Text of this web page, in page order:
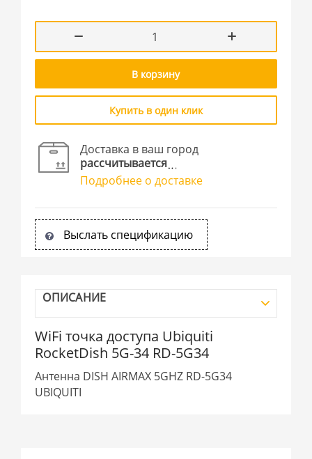
В корзину
Купить в один клик
Доставка в ваш город
рассчитывается
Подробнее о доставке
Выслать спецификацию
ОПИСАНИЕ
WiFi точка доступа Ubiquiti
RocketDish 5G-34 RD-5G34
Антенна DISH AIRMAX 5GHZ RD-5G34
UBIQUITI